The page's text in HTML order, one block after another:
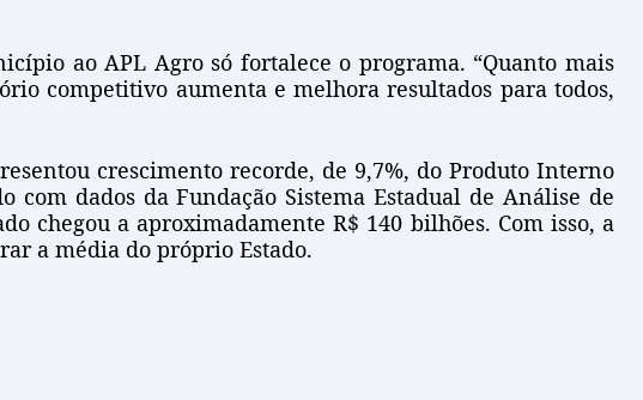
ao APL Agro só fortalece o programa. “Quanto mais
competitivo aumenta e melhora resultados para todos,
crescimento recorde, de 9,7%, do Produto Interno
com dados da Fundação Sistema Estadual de Análise de
chegou a aproximadamente R$ 140 bilhões. Com isso, a
a média do próprio Estado.